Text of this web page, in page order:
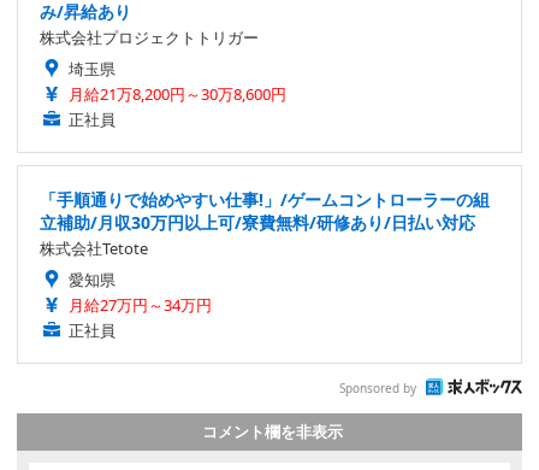
み/昇給あり
株式会社プロジェクトトリガー
埼玉県
月給21万8,200円～30万8,600円
正社員
「手順通りで始めやすい仕事!」/ゲームコントローラーの組
立補助/月収30万円以上可/寮費無料/研修あり/日払い対応
株式会社Tetote
愛知県
月給27万円～34万円
正社員
Sponsored by
コメント欄を非表示